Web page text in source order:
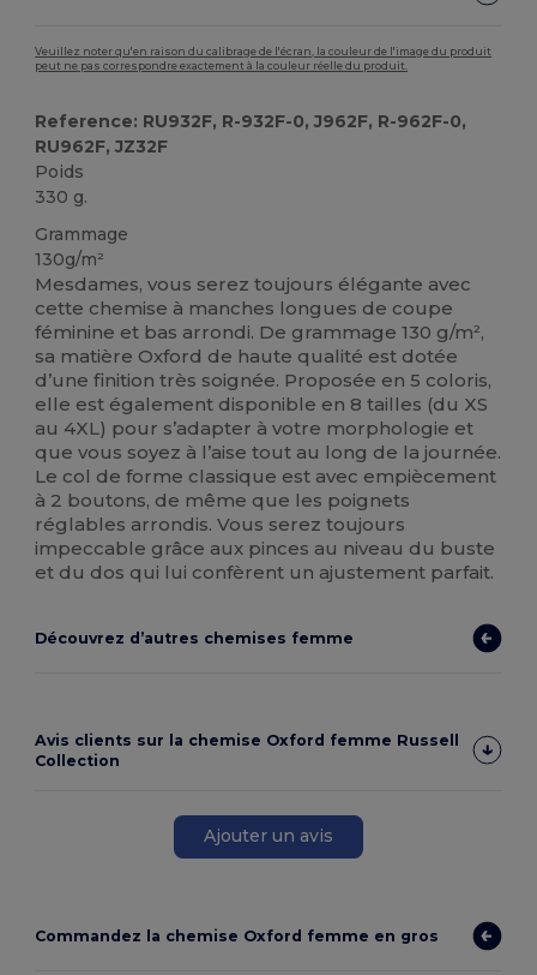
Veuillez noter qu'en raison du calibrage de l'écran, la couleur de l'image du produit
peut ne pas correspondre exactement à la couleur réelle du produit.
Reference: RU932F, R-932F-0, J962F, R-962F-0,
RU962F, JZ32F
Poids
330 g.
Grammage
130g/m²
Mesdames, vous serez toujours élégante avec
cette chemise à manches longues de coupe
féminine et bas arrondi. De grammage 130 g/m²,
sa matière Oxford de haute qualité est dotée
d’une finition très soignée. Proposée en 5 coloris,
elle est également disponible en 8 tailles (du XS
au 4XL) pour s’adapter à votre morphologie et
que vous soyez à l’aise tout au long de la journée.
Le col de forme classique est avec empiècement
à 2 boutons, de même que les poignets
réglables arrondis. Vous serez toujours
impeccable grâce aux pinces au niveau du buste
et du dos qui lui confèrent un ajustement parfait.
Découvrez d’autres chemises femme
Avis clients sur la chemise Oxford femme Russell
Collection
Ajouter un avis
Commandez la chemise Oxford femme en gros